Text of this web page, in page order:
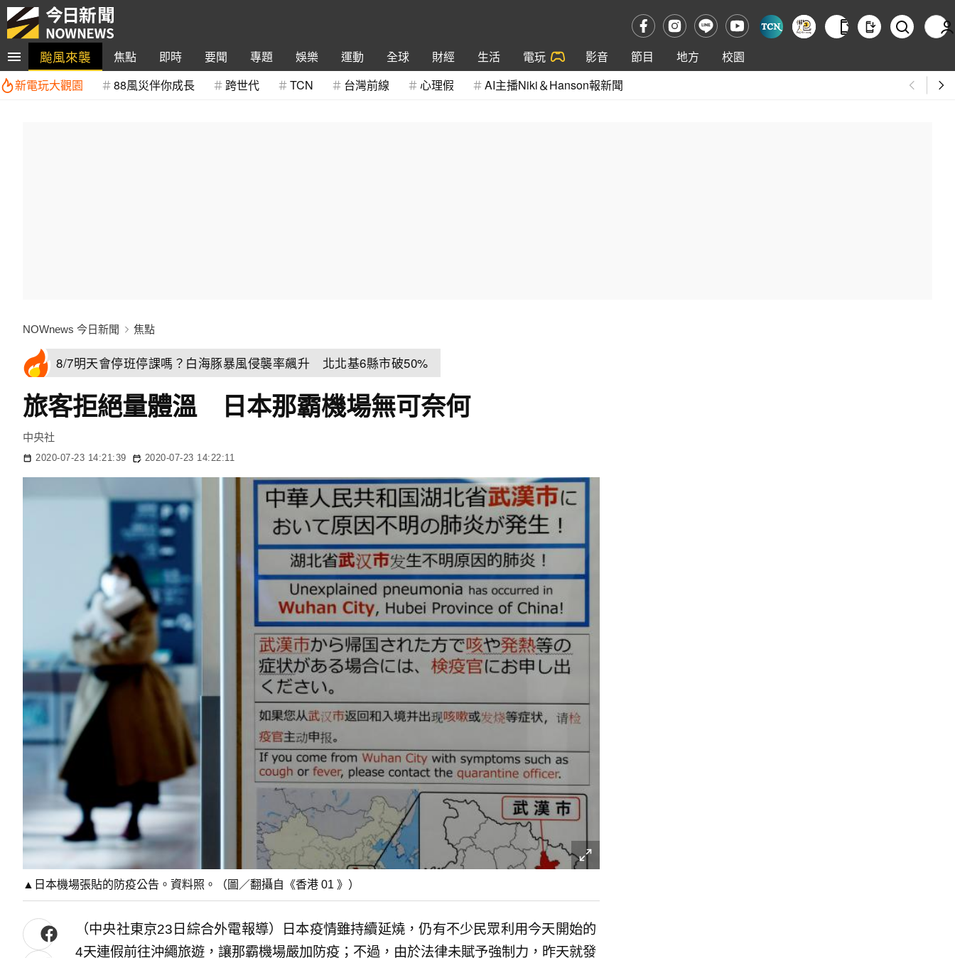
颱風來襲 焦點 即時 要聞 專題 娛樂 運動 全球 財經 生活 電玩 影音 節目 地方
校園
新電玩大觀園
88風災伴你成長 跨世代 TCN 台灣前線 心理假 AI主播Niki＆Hanson報新聞
NOWnews 今日新聞 焦點
8/7明天會停班停課嗎？白海豚暴風侵襲率飆升 北北基6縣市破50%
旅客拒絕量體溫 日本那霸機場無可奈何
中央社
2020-07-23 14:21:39 2020-07-23 14:22:11
▲日本機場張貼的防疫公告。資料照。（圖／翻攝自《香港 01 》）
（中央社東京23日綜合外電報導）日本疫情雖持續延燒，仍有不少民眾利用今天開始的
4天連假前往沖繩旅遊，讓那霸機場嚴加防疫；不過，由於法律未賦予強制力，昨天就發